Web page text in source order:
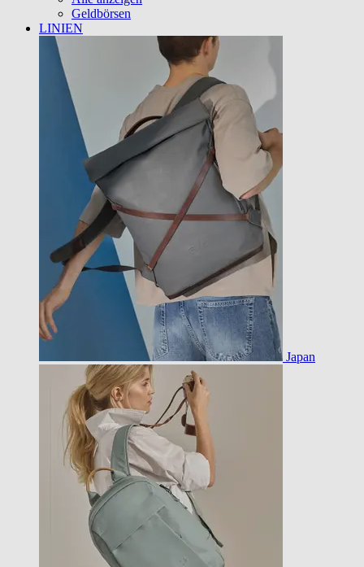
Geldbörsen
LINIEN
Japan